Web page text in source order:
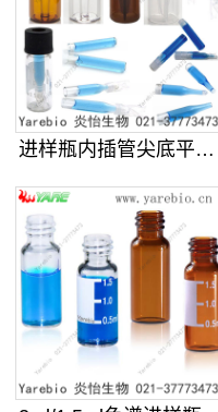
进样瓶内插管尖底平底带支架样品管液